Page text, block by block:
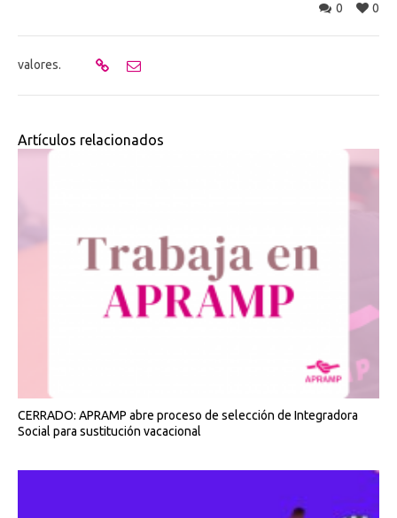
0
0
valores.
Artículos relacionados
CERRADO: APRAMP abre proceso de selección de Integradora
Social para sustitución vacacional